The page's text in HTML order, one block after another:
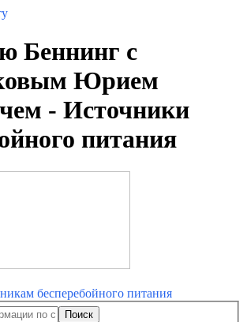
Беннинг с
Юрием
- Источники
питания
Поиск